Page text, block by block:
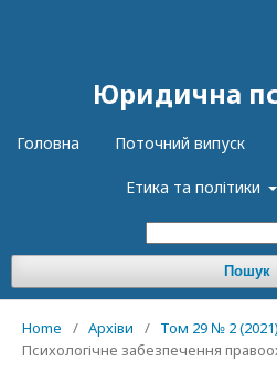
Юридична
Головна Поточний випуск
Етика та політики
Пошук
Home / Архіви / Том 29 № 2 (2021)
Психологічне забезпечення